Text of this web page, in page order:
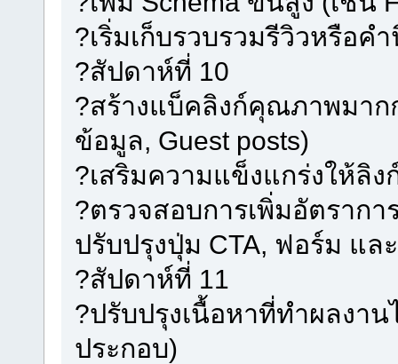
?เริ่มเก็บรวบรวมรีวิวหรือค
?สัปดาห์ที่ 10
?สร้างแบ็คลิงก์คุณภาพมาก
ข้อมูล, Guest posts)
?เสริมความแข็งแกร่งให้ลิง
?ตรวจสอบการเพิ่มอัตรากา
ปรับปรุงปุ่ม CTA, ฟอร์ม แ
?สัปดาห์ที่ 11
?ปรับปรุงเนื้อหาที่ทำผลงา
ประกอบ)